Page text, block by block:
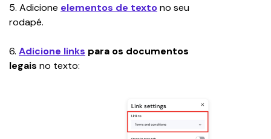
5. Adicione elementos de texto no seu
rodapé.
6. Adicione links para os documentos
legais no texto: